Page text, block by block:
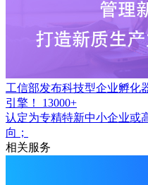
工信部发布科技型企业孵化
引擎！
13000+
认定为专精特新中小企业或
向；
相关服务